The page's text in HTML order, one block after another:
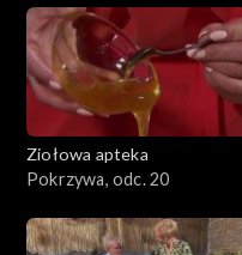
Ziołowa apteka
Pokrzywa, odc. 20